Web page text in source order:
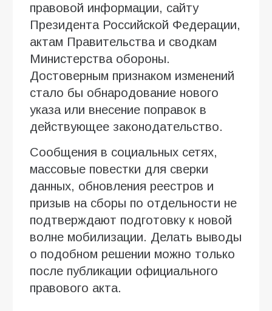
правовой информации, сайту
Президента Российской Федерации,
актам Правительства и сводкам
Министерства обороны.
Достоверным признаком изменений
стало бы обнародование нового
указа или внесение поправок в
действующее законодательство.
Сообщения в социальных сетях,
массовые повестки для сверки
данных, обновления реестров и
призыв на сборы по отдельности не
подтверждают подготовку к новой
волне мобилизации. Делать выводы
о подобном решении можно только
после публикации официального
правового акта.